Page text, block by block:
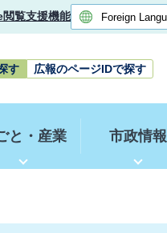
閲覧支援機能
す 広報のページIDで探す
と・産業 市政情報